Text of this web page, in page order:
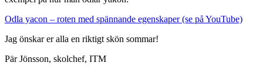
Odla yacon – roten med spännande egenskaper (se på YouTube)
Jag önskar er alla en riktigt skön sommar!
Pär Jönsson, skolchef, ITM